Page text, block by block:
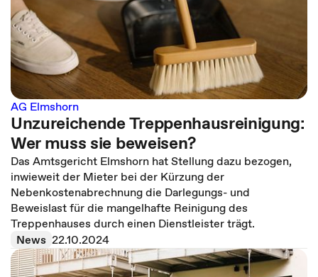
AG Elmshorn
Unzureichende Treppenhausreinigung:
Wer muss sie beweisen?
Das Amtsgericht Elmshorn hat Stellung dazu bezogen,
inwieweit der Mieter bei der Kürzung der
Nebenkostenabrechnung die Darlegungs- und
Beweislast für die mangelhafte Reinigung des
Treppenhauses durch einen Dienstleister trägt.
News 22.10.2024